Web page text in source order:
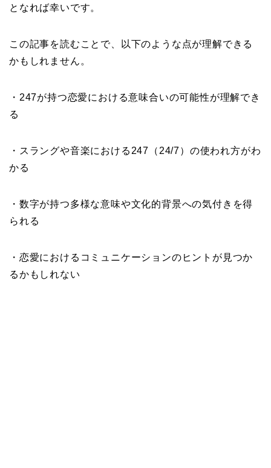
となれば幸いです。
この記事を読むことで、以下のような点が理解できる
かもしれません。
・247が持つ恋愛における意味合いの可能性が理解でき
る
・スラングや音楽における247（24/7）の使われ方がわ
かる
・数字が持つ多様な意味や文化的背景への気付きを得
られる
・恋愛におけるコミュニケーションのヒントが見つか
るかもしれない